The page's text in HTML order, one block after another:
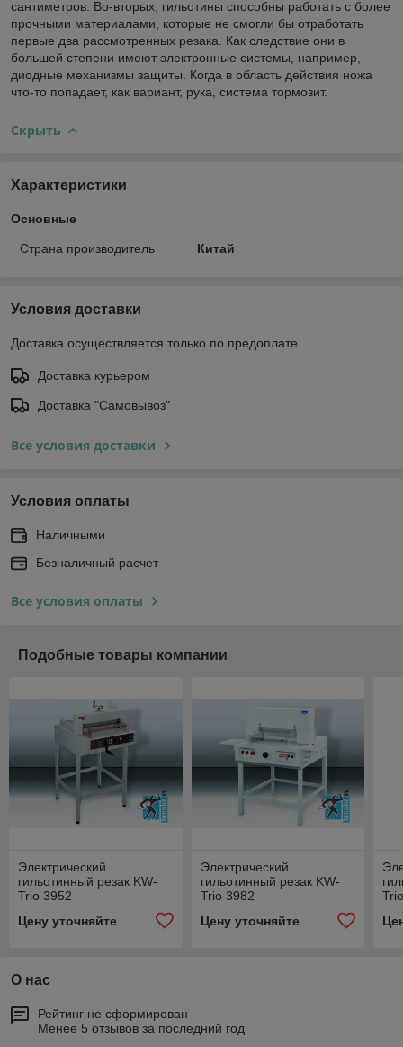
сантиметров. Во-вторых, гильотины способны работать с более
прочными материалами, которые не смогли бы отработать
первые два рассмотренных резака. Как следствие они в
большей степени имеют электронные системы, например,
диодные механизмы защиты. Когда в область действия ножа
что-то попадает, как вариант, рука, система тормозит.
Скрыть
Характеристики
Основные
Страна производитель Китай
Условия доставки
Доставка осуществляется только по предоплате.
Доставка курьером
Доставка "Самовывоз"
Все условия доставки
Условия оплаты
Наличными
Безналичный расчет
Все условия оплаты
Подобные товары компании
Электрический
гильотинный резак KW-
Trio 3952
Цену уточняйте
Электрический
гильотинный резак KW-
Trio 3982
Цену уточняйте
О нас
Рейтинг не сформирован
Менее 5 отзывов за последний год